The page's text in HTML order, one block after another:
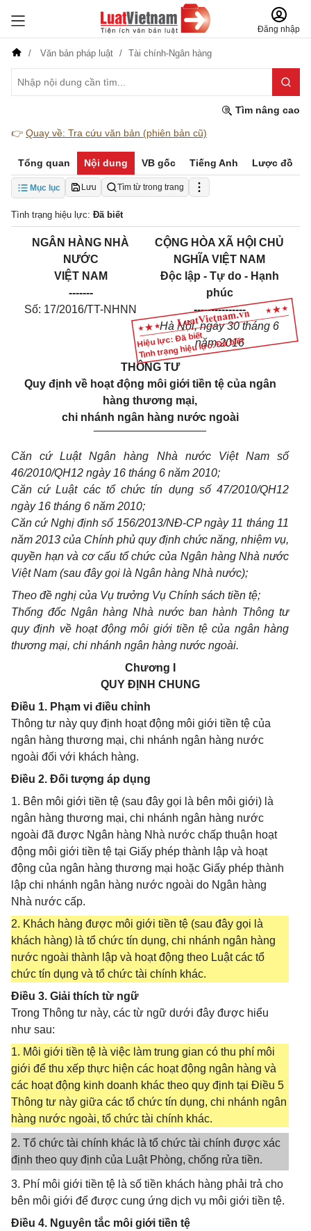
Đăng nhập
Văn bản pháp luật Tài chính-Ngân hàng
Tìm nâng cao
👉 Quay về: Tra cứu văn bản (phiên bản cũ)
Tổng quan Nội dung VB gốc Tiếng Anh Lược đồ
Mục lục Lưu Tìm từ trong trang
Tình trạng hiệu lực: Đã biết
Hiệu lực: Đã biết
Tình trạng hiệu lực: Đã biết
NGÂN HÀNG NHÀ
NƯỚC
VIỆT NAM
-------
Số: 17/2016/TT-NHNN
CỘNG HÒA XÃ HỘI CHỦ
NGHĨA VIỆT NAM
Độc lập - Tự do - Hạnh
phúc
---------------
Hà Nội, ngày30tháng 6
năm 2016
THÔNG TƯ
Quy định về hoạt động môi giới tiền tệ của ngân
hàng thương mại,
chi nhánh ngân hàng nước ngoài
__________________
Căn cứ Luật Ngân hàng Nhà nước Việt Nam số
46/2010/QH12 ngày 16 tháng 6 năm 2010;
Căn cứ Luật các tổ chức tín dụng số47/2010/QH12
ngày 16 tháng 6 năm 2010;
Căn cứ Nghị định số 156/2013/NĐ-CP ngày 11 tháng 11
năm 2013 của Chính phủ quy định chức năng, nhiệm vụ,
quyền hạn và cơ cấu tổchức của Ngân hàng Nhà nước
Việt Nam (sau đây gọi là Ngân hàng Nhà nước);
Theo đề nghị của Vụ trưởng Vụ Chính sách tiền tệ;
Thống đốc Ngân hàng Nhà nước ban hành Thông tư
quy định về hoạt động môi giới tiền tệ của ngân hàng
thương mại, chi nhánh ngân hàng nước ngoài.
Chương I
QUY ĐỊNH CHUNG
Điều 1. Phạm vi điều chỉnh
Thông tư này quy định hoạt động môi giới tiền tệ của
ngân hàng thương mại, chi nhánh ngân hàng nước
ngoài đối với khách hàng.
Điều 2. Đối tượng áp dụng
1. Bên môi giới tiền tệ (sau đây gọi là bên môi giới) là
ngân hàng thương mại, chi nhánh ngân hàng nước
ngoài đã được Ngân hàng Nhà nước chấp thuận hoạt
động môi giới tiền tệ tại Giấy phép thành lập và hoạt
động của ngân hàng thương mại hoặc Giấy phép thành
lập chi nhánh ngân hàng nước ngoài do Ngân hàng
Nhà nước cấp.
2. Khách hàng được môi giới tiền tệ (sau đây gọi là
khách hàng) là tổ chức tín dụng, chi nhánh ngân hàng
nước ngoài thành lập và hoạt động theo Luật các tổ
chức tín dụng và tổ chức tài chính khác.
Điều 3. Giải thích từ ngữ
Trong Thông tư này, các từ ngữ dưới đây được hiểu
như sau:
1. Môi giới tiền tệ là việc làm trung gian có thu phí môi
giới để thu xếp thực hiện các hoạt động ngân hàng và
các hoạt động kinh doanh khác theo quy định tại Điều 5
Thông tư này giữa các tổ chức tín dụng, chi nhánh ngân
hàng nước ngoài, tổ chức tài chính khác.
2. Tổ chức tài chính khác là tổ chức tài chính được xác
định theo quy định của Luật Phòng, chống rửa tiền.
3. Phí môi giới tiền tệ là số tiền khách hàng phải trả cho
bên môi giới để được cung ứng dịch vụ môi giới tiền tệ.
Điều 4. Nguyên tắc môi giới tiền tệ